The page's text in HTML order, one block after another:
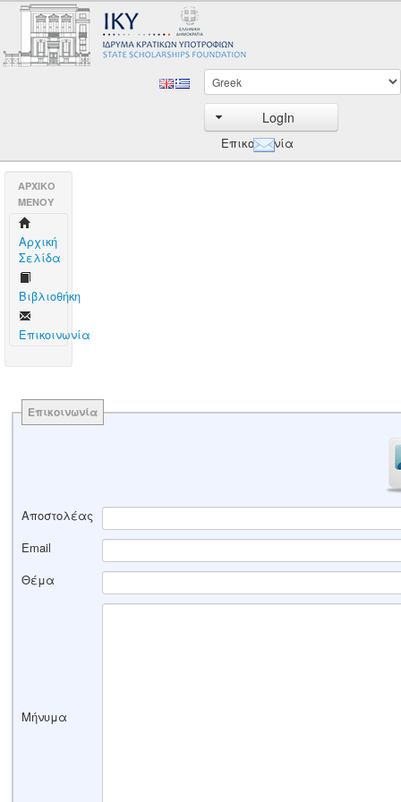
LogIn
Επικοινωνία
AΡΧΙΚΟ
ΜΕΝΟΥ
Aρχική
Σελίδα
Βιβλιοθήκη
Επικοινωνία
Επικοινωνία
Αποστολέας
Email
Θέμα
Μήνυμα